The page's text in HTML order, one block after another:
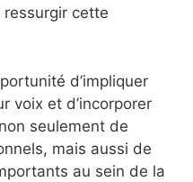
ressurgir cette
d’impliquer
voix et d’incorporer
seulement de
mais aussi de
au sein de la